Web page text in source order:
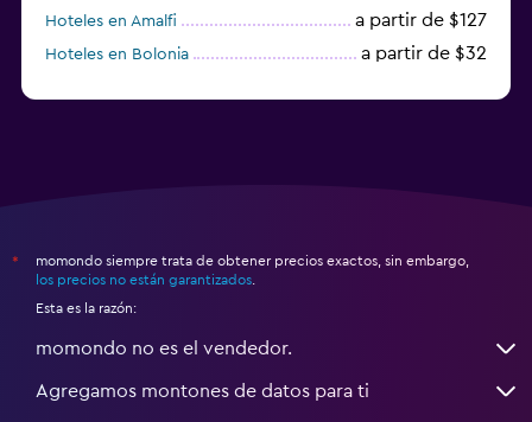
Hoteles en Amalfi a partir de $127
Hoteles en Bolonia a partir de $32
*
momondo siempre trata de obtener precios exactos, sin embargo,
los precios no están garantizados
Esta es la razón:
momondo no es el vendedor.
Agregamos montones de datos para ti